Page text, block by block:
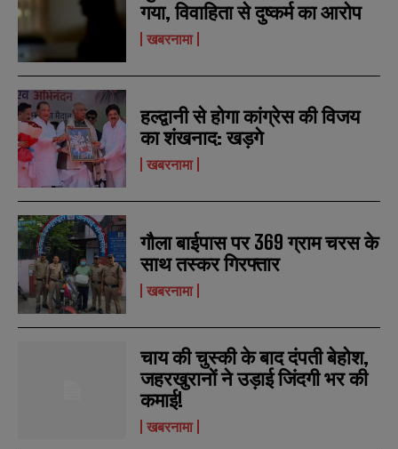
a
m
e
*
E
a
i
l
*
N
u
m
b
e
r
s
a
m
e
*
E
a
i
l
*
N
u
m
b
e
r
s
गया, विवाहिता से दुष्कर्म का आरोप
खबरनामा
हल्द्वानी से होगा कांग्रेस की विजय
का शंखनाद: खड़गे
खबरनामा
गौला बाईपास पर 369 ग्राम चरस के
साथ तस्कर गिरफ्तार
खबरनामा
चाय की चुस्की के बाद दंपती बेहोश,
जहरखुरानों ने उड़ाई जिंदगी भर की
कमाई!
खबरनामा